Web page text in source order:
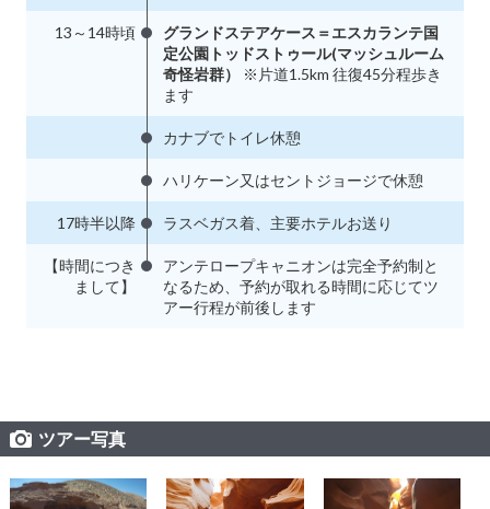
13～14時頃
グランドステアケース＝エスカランテ国
定公園トッドストゥール(マッシュルーム
奇怪岩群）
※片道1.5km 往復45分程歩き
ます
カナブでトイレ休憩
ハリケーン又はセントジョージで休憩
17時半以降 ラスベガス着、主要ホテルお送り
【時間につき
まして】
アンテロープキャニオンは完全予約制と
なるため、予約が取れる時間に応じてツ
アー行程が前後します
ツアー写真